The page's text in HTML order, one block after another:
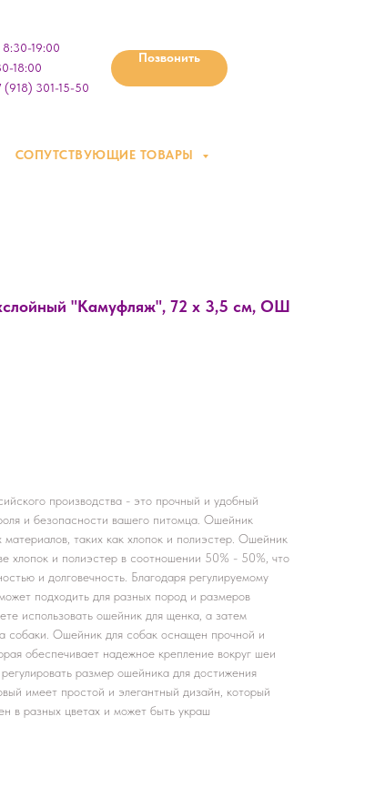
8:30-19:00
18:00
(918) 301-15-50
Позвонить
СОПУТСТВУЮЩИЕ ТОВАРЫ
"Камуфляж", 72 х 3,5 см, ОШ
производства - это прочный и удобный
и безопасности вашего питомца. Ошейник
материалов, таких как хлопок и полиэстер. Ошейник
хлопок и полиэстер в соотношении 50% - 50%, что
и долговечность. Благодаря регулируемому
подходить для разных пород и размеров
использовать ошейник для щенка, а затем
собаки. Ошейник для собак оснащен прочной и
обеспечивает надежное крепление вокруг шеи
размер ошейника для достижения
имеет простой и элегантный дизайн, который
в разных цветах и может быть украш